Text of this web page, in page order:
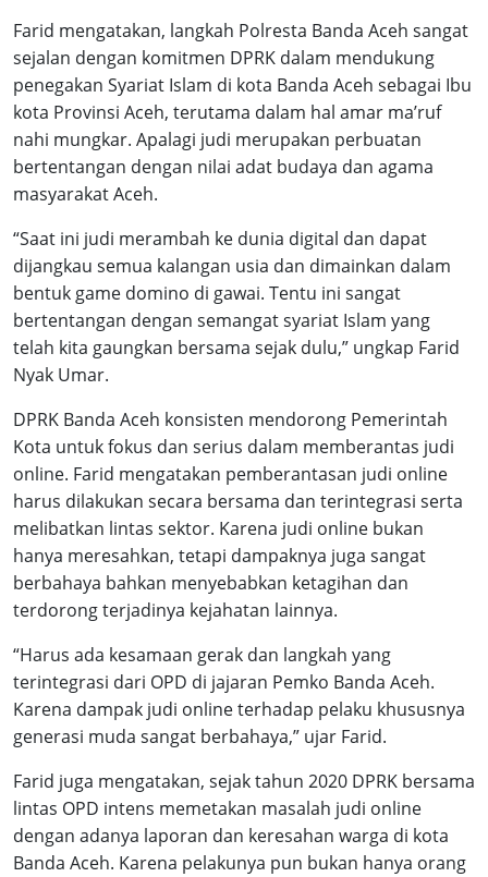
Farid mengatakan, langkah Polresta Banda Aceh sangat
sejalan dengan komitmen DPRK dalam mendukung
penegakan Syariat Islam di kota Banda Aceh sebagai Ibu
kota Provinsi Aceh, terutama dalam hal amar ma’ruf
nahi mungkar. Apalagi judi merupakan perbuatan
bertentangan dengan nilai adat budaya dan agama
masyarakat Aceh.
“Saat ini judi merambah ke dunia digital dan dapat
dijangkau semua kalangan usia dan dimainkan dalam
bentuk game domino di gawai. Tentu ini sangat
bertentangan dengan semangat syariat Islam yang
telah kita gaungkan bersama sejak dulu,” ungkap Farid
Nyak Umar.
DPRK Banda Aceh konsisten mendorong Pemerintah
Kota untuk fokus dan serius dalam memberantas judi
online. Farid mengatakan pemberantasan judi online
harus dilakukan secara bersama dan terintegrasi serta
melibatkan lintas sektor. Karena judi online bukan
hanya meresahkan, tetapi dampaknya juga sangat
berbahaya bahkan menyebabkan ketagihan dan
terdorong terjadinya kejahatan lainnya.
“Harus ada kesamaan gerak dan langkah yang
terintegrasi dari OPD di jajaran Pemko Banda Aceh.
Karena dampak judi online terhadap pelaku khususnya
generasi muda sangat berbahaya,” ujar Farid.
Farid juga mengatakan, sejak tahun 2020 DPRK bersama
lintas OPD intens memetakan masalah judi online
dengan adanya laporan dan keresahan warga di kota
Banda Aceh. Karena pelakunya pun bukan hanya orang